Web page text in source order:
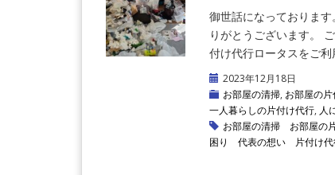
御世話になっておりま
りがとうございます。
付け代行ロータスをご
2023年12月18日
お部屋の清掃, お部屋の片
一人暮らしの片付け代行, 人
お部屋の清掃
お部屋の
困り
代表の想い 片付け